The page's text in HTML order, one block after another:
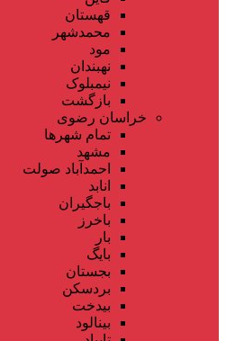
قهستان
محمدشهر
مود
نهبندان
نیمبلوک
بازگشت
خراسان رضوی
تمام شهر‌ها
مشهد
احمدآباد صولت
انابد
باجگیران
باخرز
بار
بایگ
بجستان
بردسکن
بیدخت
بینالود